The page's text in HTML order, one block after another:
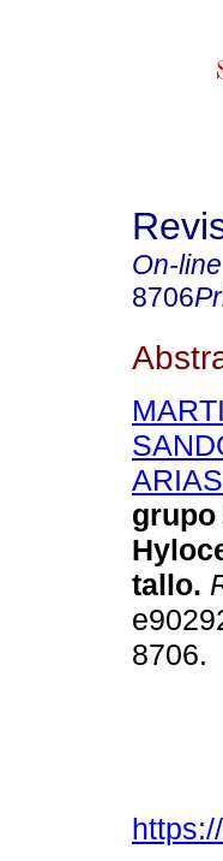
On-
8706
grupo
tallo.
8706.